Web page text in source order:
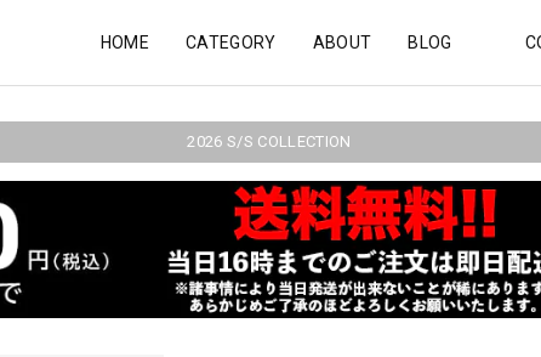
HOME CATEGORY ABOUT BLOG
2026 S/S COLLECTION